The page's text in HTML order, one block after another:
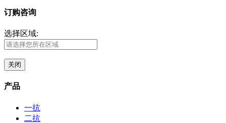
订购咨询
选择区域:
关闭
产品
一抗
二抗